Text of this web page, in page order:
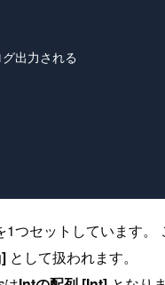
力される
1つセットしています。
として扱われます。